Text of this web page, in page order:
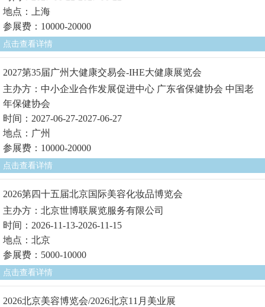
地点：上海
参展费：10000-20000
点击查看详情
2027第35届广州大健康交易会-IHE大健康展览会
主办方：中小企业合作发展促进中心 广东省保健协会 中国老
年保健协会
时间：2027-06-27-2027-06-27
地点：广州
参展费：10000-20000
点击查看详情
2026第四十五届北京国际美容化妆品博览会
主办方：北京世博联展览服务有限公司
时间：2026-11-13-2026-11-15
地点：北京
参展费：5000-10000
点击查看详情
2026北京美容博览会/2026北京11月美业展